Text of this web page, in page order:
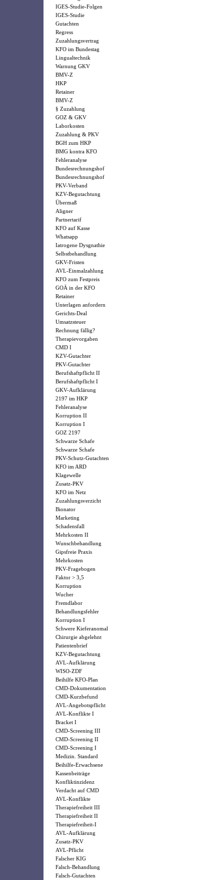
IGES-Studie-Folgen
IGES-Studie
Gutachten
Regress
Zuzahlungsvertrag
KFO im Bundestag
Lingualtechnik
Warnung GKV
BMV-Z
HKP
Retainer
BMV-Z
§ Zuzahlung
GOZ & GKV
Laborkosten
Zuzahlung & PKV
BGH zum HKP
BMG kontra KFO
Fehleranalyse
Bundesrechnungshof
Bundesrechnungshof
PKV-Verband
KZV-Begutachtung
Übermaß
Aligner
Partnertarif
KFO auf Kasse
Whatsapp
Iatrogene Dysgnathie
Selbstbehandlung
GKV-Fristen
AVL-Einmalzahlung
KFO zum Festpreis
GOÄ in der KFO
Retainer
Unterlagen anfordern
Gerichts-Deal
Umsatzsteuer
Rechnung fällig?
Therapievorgaben
CMD I
KZV-Gutachter
PKV-Gutachter
Berufshaftpflicht II
Berufshaftpflicht I
GKV-Aufklärung
2197 im HKP
Fehleranalyse
Korruption II
Korruption I
GOZ 2197
Schwarze Schafe
Schwarze Schafe
PKV-Schutz-Gutachten
KFO im ARD
Klagewelle
Zusatz-PKV
KFO im Netz
Zuzahlungsverzicht
Bionator
Marketing
Schadensfall
Mehrkosten II
Wunschbehandlung
Gipsfreie Praxis
Mehrkosten
PKV-Fragebogen
Faktor > 3,5
Korruption
Wucher
Fremdlabor
Behandlungsfehler
Korruption I
Schwere Kieferanomal
Chirurgie abgelehnt
Patientenbrief
KZV-Begutachtung
AVL-Aufklärung
WISO-ZDF
Beihilfe KFO-Plan
CMD-Dokumentation
CMD-Kurzbefund
AVL-Angebotspflicht
AVL-Konflikte I
Bracket I
CMD-Screening III
CMD-Screening II
CMD-Screening I
Medizin. Standard
Beihilfe-Erwachsene
Kassenbeiträge
Konfliktinzidenz
Verdacht auf CMD
AVL-Konflikte
Therapiefreiheit III
Therapiefreiheit II
Therapiefreiheit-I
AVL-Aufklärung
Zusatz-PKV
AVL-Pflicht
Falscher KIG
Falsch-Behandlung
Falsch-Gutachten